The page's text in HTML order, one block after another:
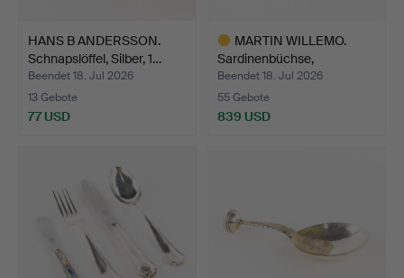
HANS B ANDERSSON.
Schnapslöffel, Silber, 1…
Beendet 18. Jul 2026
13 Gebote
77 USD
MARTIN WILLEMO.
Sardinenbüchse,
Sterlingsi…
Beendet 18. Jul 2026
55 Gebote
839 USD